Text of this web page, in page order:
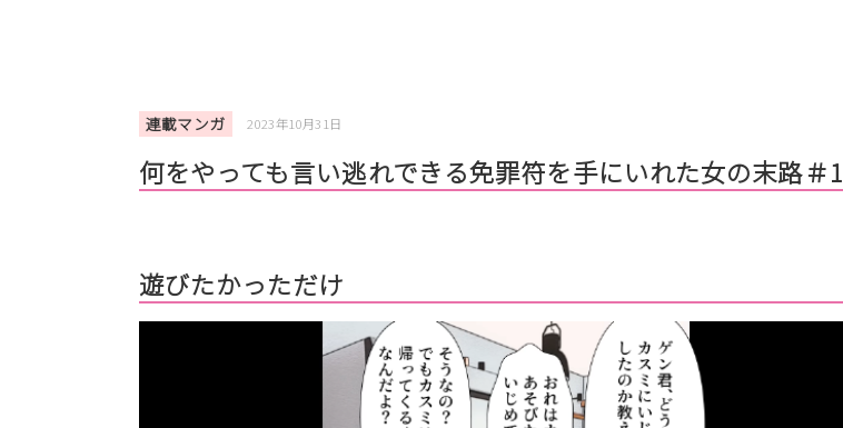
連載マンガ 2023年10月31日
何をやっても言い逃れできる免罪符を手にいれた女の末路＃1
遊びたかっただけ